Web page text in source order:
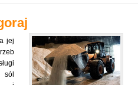
jej
sól